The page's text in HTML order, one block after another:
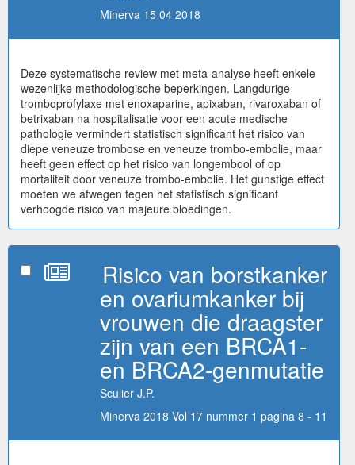
Minerva 15 04 2018
Deze systematische review met meta-analyse heeft enkele
wezenlijke methodologische beperkingen. Langdurige
tromboprofylaxe met enoxaparine, apixaban, rivaroxaban of
betrixaban na hospitalisatie voor een acute medische
pathologie vermindert statistisch significant het risico van
diepe veneuze trombose en veneuze trombo-embolie, maar
heeft geen effect op het risico van longembool of op
mortaliteit door veneuze trombo-embolie. Het gunstige effect
moeten we afwegen tegen het statistisch significant
verhoogde risico van majeure bloedingen.
Risico van borstkanker
en ovariumkanker bij
vrouwen die draagster
zijn van een BRCA1-
en BRCA2-genmutatie
Sculier J.P.
Minerva 2018 Vol 17 nummer 1 pagina 8 - 11